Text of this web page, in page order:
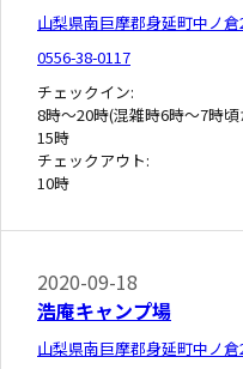
山梨県南巨摩郡身延町中ノ倉
0556-38-0117
チェックイン:
8時～20時(混雑時6時～7時
15時
チェックアウト:
10時
2020-09-18
浩庵キャンプ場
山梨県南巨摩郡身延町中ノ倉